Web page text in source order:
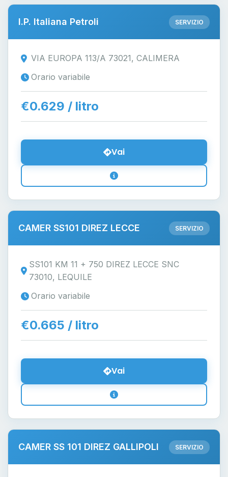
I.P. Italiana Petroli SERVIZIO
VIA EUROPA 113/A 73021, CALIMERA
Orario variabile
€0.629 / litro
Vai
CAMER SS101 DIREZ LECCE SERVIZIO
SS101 KM 11 + 750 DIREZ LECCE SNC
73010, LEQUILE
Orario variabile
€0.665 / litro
Vai
CAMER SS 101 DIREZ GALLIPOLI SERVIZIO